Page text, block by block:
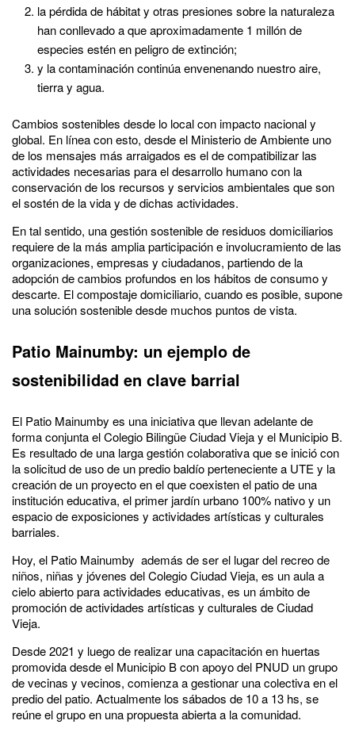
la pérdida de hábitat y otras presiones sobre la naturaleza
han conllevado a que aproximadamente 1 millón de
especies estén en peligro de extinción;
y la contaminación continúa envenenando nuestro aire,
tierra y agua.
Cambios sostenibles desde lo local con impacto nacional y
global. En línea con esto, desde el Ministerio de Ambiente uno
de los mensajes más arraigados es el de compatibilizar las
actividades necesarias para el desarrollo humano con la
conservación de los recursos y servicios ambientales que son
el sostén de la vida y de dichas actividades.
En tal sentido, una gestión sostenible de residuos domiciliarios
requiere de la más amplia participación e involucramiento de las
organizaciones, empresas y ciudadanos, partiendo de la
adopción de cambios profundos en los hábitos de consumo y
descarte. El compostaje domiciliario, cuando es posible, supone
una solución sostenible desde muchos puntos de vista.
Patio Mainumby: un ejemplo de
sostenibilidad en clave barrial
El Patio Mainumby es una iniciativa que llevan adelante de
forma conjunta el Colegio Bilingüe Ciudad Vieja y el Municipio B.
Es resultado de una larga gestión colaborativa que se inició con
la solicitud de uso de un predio baldío perteneciente a UTE y la
creación de un proyecto en el que coexisten el patio de una
institución educativa, el primer jardín urbano 100% nativo y un
espacio de exposiciones y actividades artísticas y culturales
barriales.
Hoy, el Patio Mainumby además de ser el lugar del recreo de
niños, niñas y jóvenes del Colegio Ciudad Vieja, es un aula a
cielo abierto para actividades educativas, es un ámbito de
promoción de actividades artísticas y culturales de Ciudad
Vieja.
Desde 2021 y luego de realizar una capacitación en huertas
promovida desde el Municipio B con apoyo del PNUD un grupo
de vecinas y vecinos, comienza a gestionar una colectiva en el
predio del patio. Actualmente los sábados de 10 a 13 hs, se
reúne el grupo en una propuesta abierta a la comunidad.